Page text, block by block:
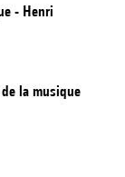
- Henri
la musique